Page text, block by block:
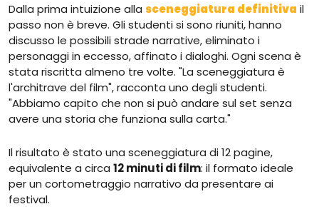
Dalla prima intuizione alla sceneggiatura definitiva il
passo non è breve. Gli studenti si sono riuniti, hanno
discusso le possibili strade narrative, eliminato i
personaggi in eccesso, affinato i dialoghi. Ogni scena è
stata riscritta almeno tre volte. "La sceneggiatura è
l'architrave del film", racconta uno degli studenti.
"Abbiamo capito che non si può andare sul set senza
avere una storia che funziona sulla carta."
Il risultato è stato una sceneggiatura di 12 pagine,
equivalente a circa 12 minuti di film: il formato ideale
per un cortometraggio narrativo da presentare ai
festival.